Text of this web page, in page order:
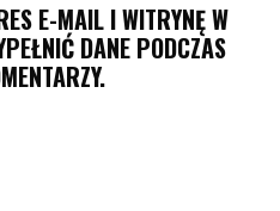
E-MAIL I WITRYNĘ W
DANE PODCZAS